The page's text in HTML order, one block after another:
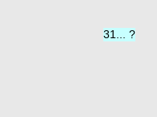
31... ?